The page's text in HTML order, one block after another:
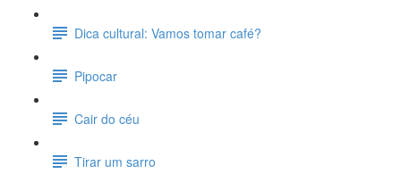
Dica cultural: Vamos tomar café?
Pipocar
Cair do céu
Tirar um sarro